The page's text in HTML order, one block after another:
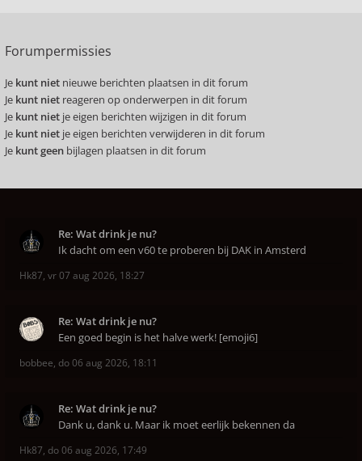
Forumpermissies
Je kunt niet nieuwe berichten plaatsen in dit forum
Je kunt niet reageren op onderwerpen in dit forum
Je kunt niet je eigen berichten wijzigen in dit forum
Je kunt niet je eigen berichten verwijderen in dit forum
Je kunt geen bijlagen plaatsen in dit forum
Re: Wat drink je nu?
Ik dacht om een v60 te proberen bij DAK in Amsterd
Hk87, vr 07 aug 2026, 18:27
Re: Wat drink je nu?
Een goed begin is het halve werk! [emoji6]
bobbee, do 06 aug 2026, 18:11
Re: Wat drink je nu?
Dank u, dank u. Maar ik moet eerlijk bekennen da
Hk87, do 06 aug 2026, 17:49